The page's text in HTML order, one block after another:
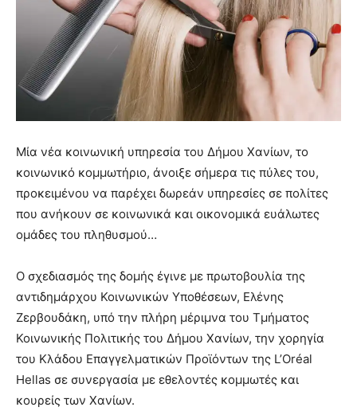
Μία νέα κοινωνική υπηρεσία του Δήμου Χανίων, το
κοινωνικό κομμωτήριο, άνοιξε σήμερα τις πύλες του,
προκειμένου να παρέχει δωρεάν υπηρεσίες σε πολίτες
που ανήκουν σε κοινωνικά και οικονομικά ευάλωτες
ομάδες του πληθυσμού…
Ο σχεδιασμός της δομής έγινε με πρωτοβουλία της
αντιδημάρχου Κοινωνικών Υποθέσεων, Ελένης
Ζερβουδάκη, υπό την πλήρη μέριμνα του Τμήματος
Κοινωνικής Πολιτικής του Δήμου Χανίων, την χορηγία
του Κλάδου Επαγγελματικών Προϊόντων της L’Οréal
Hellas σε συνεργασία με εθελοντές κομμωτές και
κουρείς των Χανίων.